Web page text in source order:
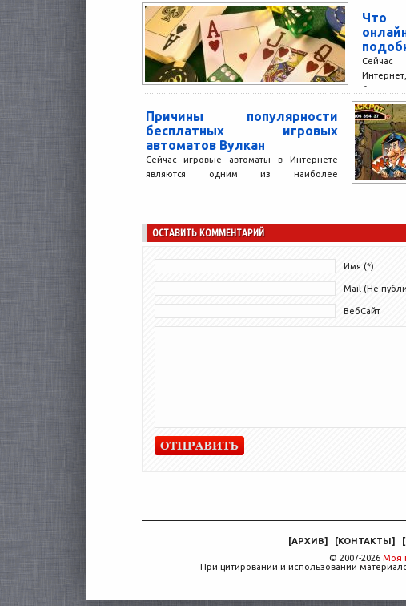
бесплатно. Конечно, в большинстве
случаев это прерогатива по-настоящему...
Что
Сейчас
бы с
Эти
Причины популярности
бесплатных игровых
автоматов Вулкан
Сейчас игровые автоматы в Интернете
являются одним из наиболее
ОСТАВИТЬ КОММЕНТАРИЙ
Имя (*)
Mail (Не
ВебСайт
[АРХИВ] [КОНТАКТЫ] [
© 2007-2026 Моя
При цитировании и использовании